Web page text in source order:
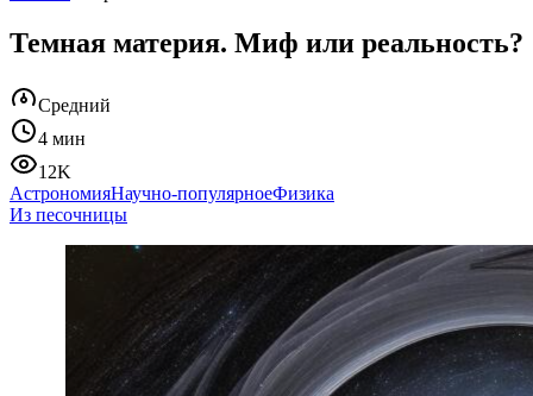
Темная материя. Миф или реальность?
Средний
4 мин
12K
АстрономияНаучно-популярноеФизика
Из песочницы